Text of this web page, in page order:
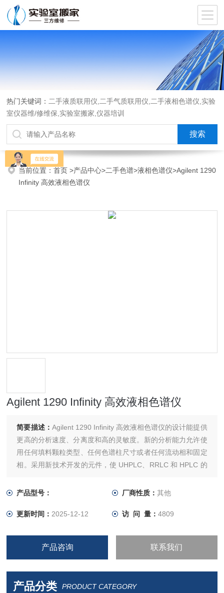
热门关键词： 二手液质联用仪,二手气质联用仪,二手液相色谱仪,实验
室仪器维/修维保,实验室搬家,仪器培训
当前位置：首页>产品中心>二手色谱>液相色谱仪>Agilent 1290
Infinity 高效液相色谱仪
Agilent 1290 Infinity 高效液相色谱仪
简要描述： Agilent 1290 Infinity 高效液相色谱仪的设计能提供
更高的分析速度、分离度和高的灵敏度。新的分析能力允许使
用任何填料颗粒类型、任何色谱柱尺寸或者任何流动相和固定
相。采用新技术开发的元件，使 UHPLC、RRLC 和 HPLC 的
产品型号：
厂商性质： 其他
更新时间： 2025-12-12 访 问 量： 4809
产品咨询 联系我们
产品分类 PRODUCT CATEGORY